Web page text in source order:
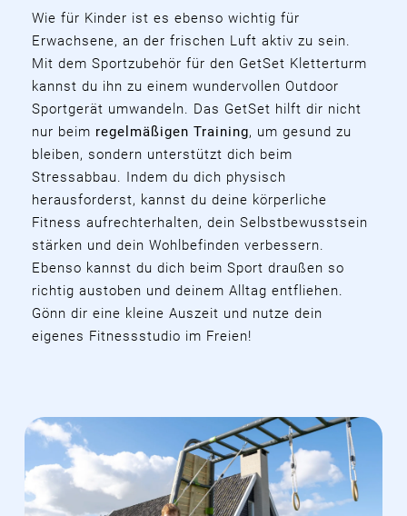
Wie für Kinder ist es ebenso wichtig für
Erwachsene, an der frischen Luft aktiv zu sein.
Mit dem Sportzubehör für den GetSet Kletterturm
kannst du ihn zu einem wundervollen Outdoor
Sportgerät umwandeln. Das GetSet hilft dir nicht
nur beim regelmäßigen Training, um gesund zu
bleiben, sondern unterstützt dich beim
Stressabbau. Indem du dich physisch
herausforderst, kannst du deine körperliche
Fitness aufrechterhalten, dein Selbstbewusstsein
stärken und dein Wohlbefinden verbessern.
Ebenso kannst du dich beim Sport draußen so
richtig austoben und deinem Alltag entfliehen.
Gönn dir eine kleine Auszeit und nutze dein
eigenes Fitnessstudio im Freien!